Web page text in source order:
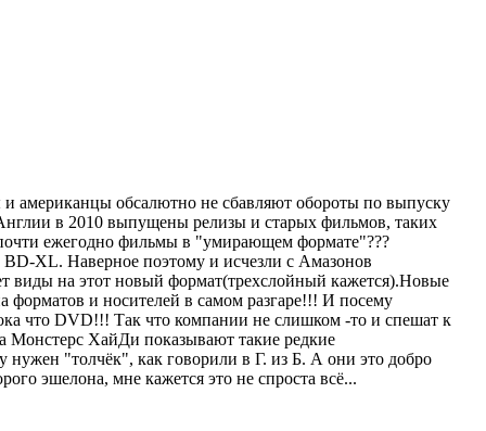
американцы обсалютно не сбавляют обороты по выпуску
в 2010 выпущены релизы и старых фильмов, таких
ежегодно фильмы в "умирающем формате"???
XL. Наверное поэтому и исчезли с Амазонов
виды на этот новый формат(трехслойный кажется).Новые
и носителей в самом разгаре!!! И посему
что DVD!!! Так что компании не слишком -то и спешат к
Монcтерс ХайДи показывают такие редкие
нужен "толчёк", как говорили в Г. из Б. А они это добро
эшелона, мне кажется это не спроста всё...